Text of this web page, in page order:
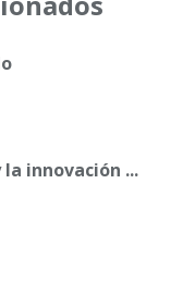
innovación ...